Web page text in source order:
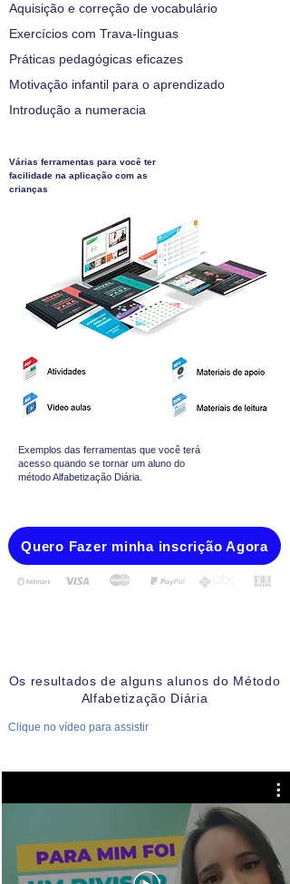
Aquisição e correção de vocabulário
Exercícios com Trava-línguas
Práticas pedagógicas eficazes
Motivação infantil para o aprendizado
Introdução a numeracia
Várias ferramentas para você ter
facilidade na aplicação com as
crianças
Exemplos das ferramentas que você terá
acesso quando se tornar um aluno do
método Alfabetização Diária.
Quero Fazer minha inscrição Agora
Os resultados de alguns alunos do Método
Alfabetização Diária
Clique no vídeo para assistir